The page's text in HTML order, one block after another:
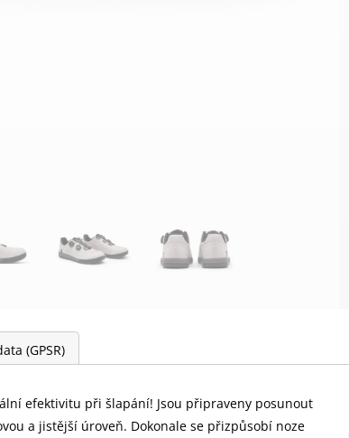
(GPSR)
efektivitu při šlapání! Jsou připraveny posunout
a jistější úroveň. Dokonale se přizpůsobí noze